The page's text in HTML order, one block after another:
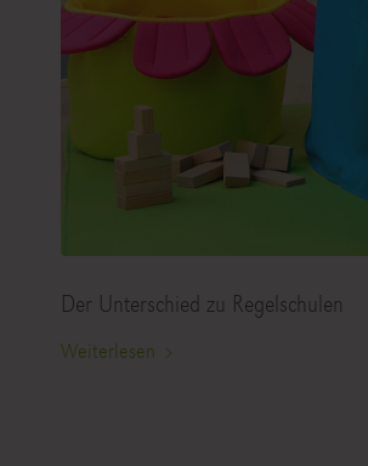
Der Unterschied zu Regelschulen
Weiterlesen